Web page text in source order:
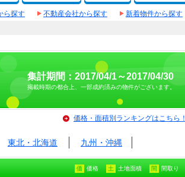
ら探す 不動産会社から探す
新着物件から探す
集計期間：2017/04/1～2017/04/30
掲載時期の都合上、一部成約済みの物件がございます。
価格・面積別ランキングはこちら！
東北・北海道 九州・沖縄
価 価格 土 土地面積 間 間取り